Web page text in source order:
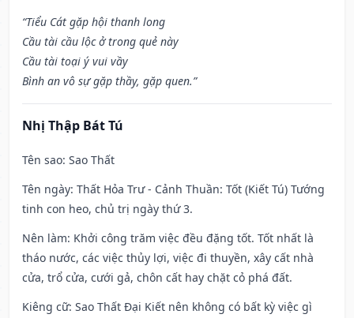
“Tiểu Cát gặp hội thanh long
Cầu tài cầu lộc ở trong quẻ này
Cầu tài toại ý vui vầy
Bình an vô sự gặp thầy, gặp quen.”
Nhị Thập Bát Tú
Tên sao: Sao Thất
Tên ngày: Thất Hỏa Trư - Cảnh Thuần: Tốt (Kiết Tú) Tướng
tinh con heo, chủ trị ngày thứ 3.
Nên làm: Khởi công trăm việc đều đặng tốt. Tốt nhất là
tháo nước, các việc thủy lợi, việc đi thuyền, xây cất nhà
cửa, trổ cửa, cưới gả, chôn cất hay chặt cỏ phá đất.
Kiêng cữ: Sao Thất Đại Kiết nên không có bất kỳ việc gì